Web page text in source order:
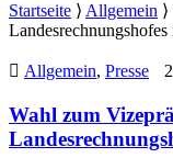
Startseite ⟩ Allgemein ⟩
Allgemein, Presse
Wahl zum